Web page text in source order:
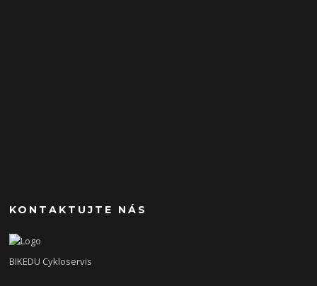
KONTAKTUJTE NÁS
BIKEDU Cykloservis